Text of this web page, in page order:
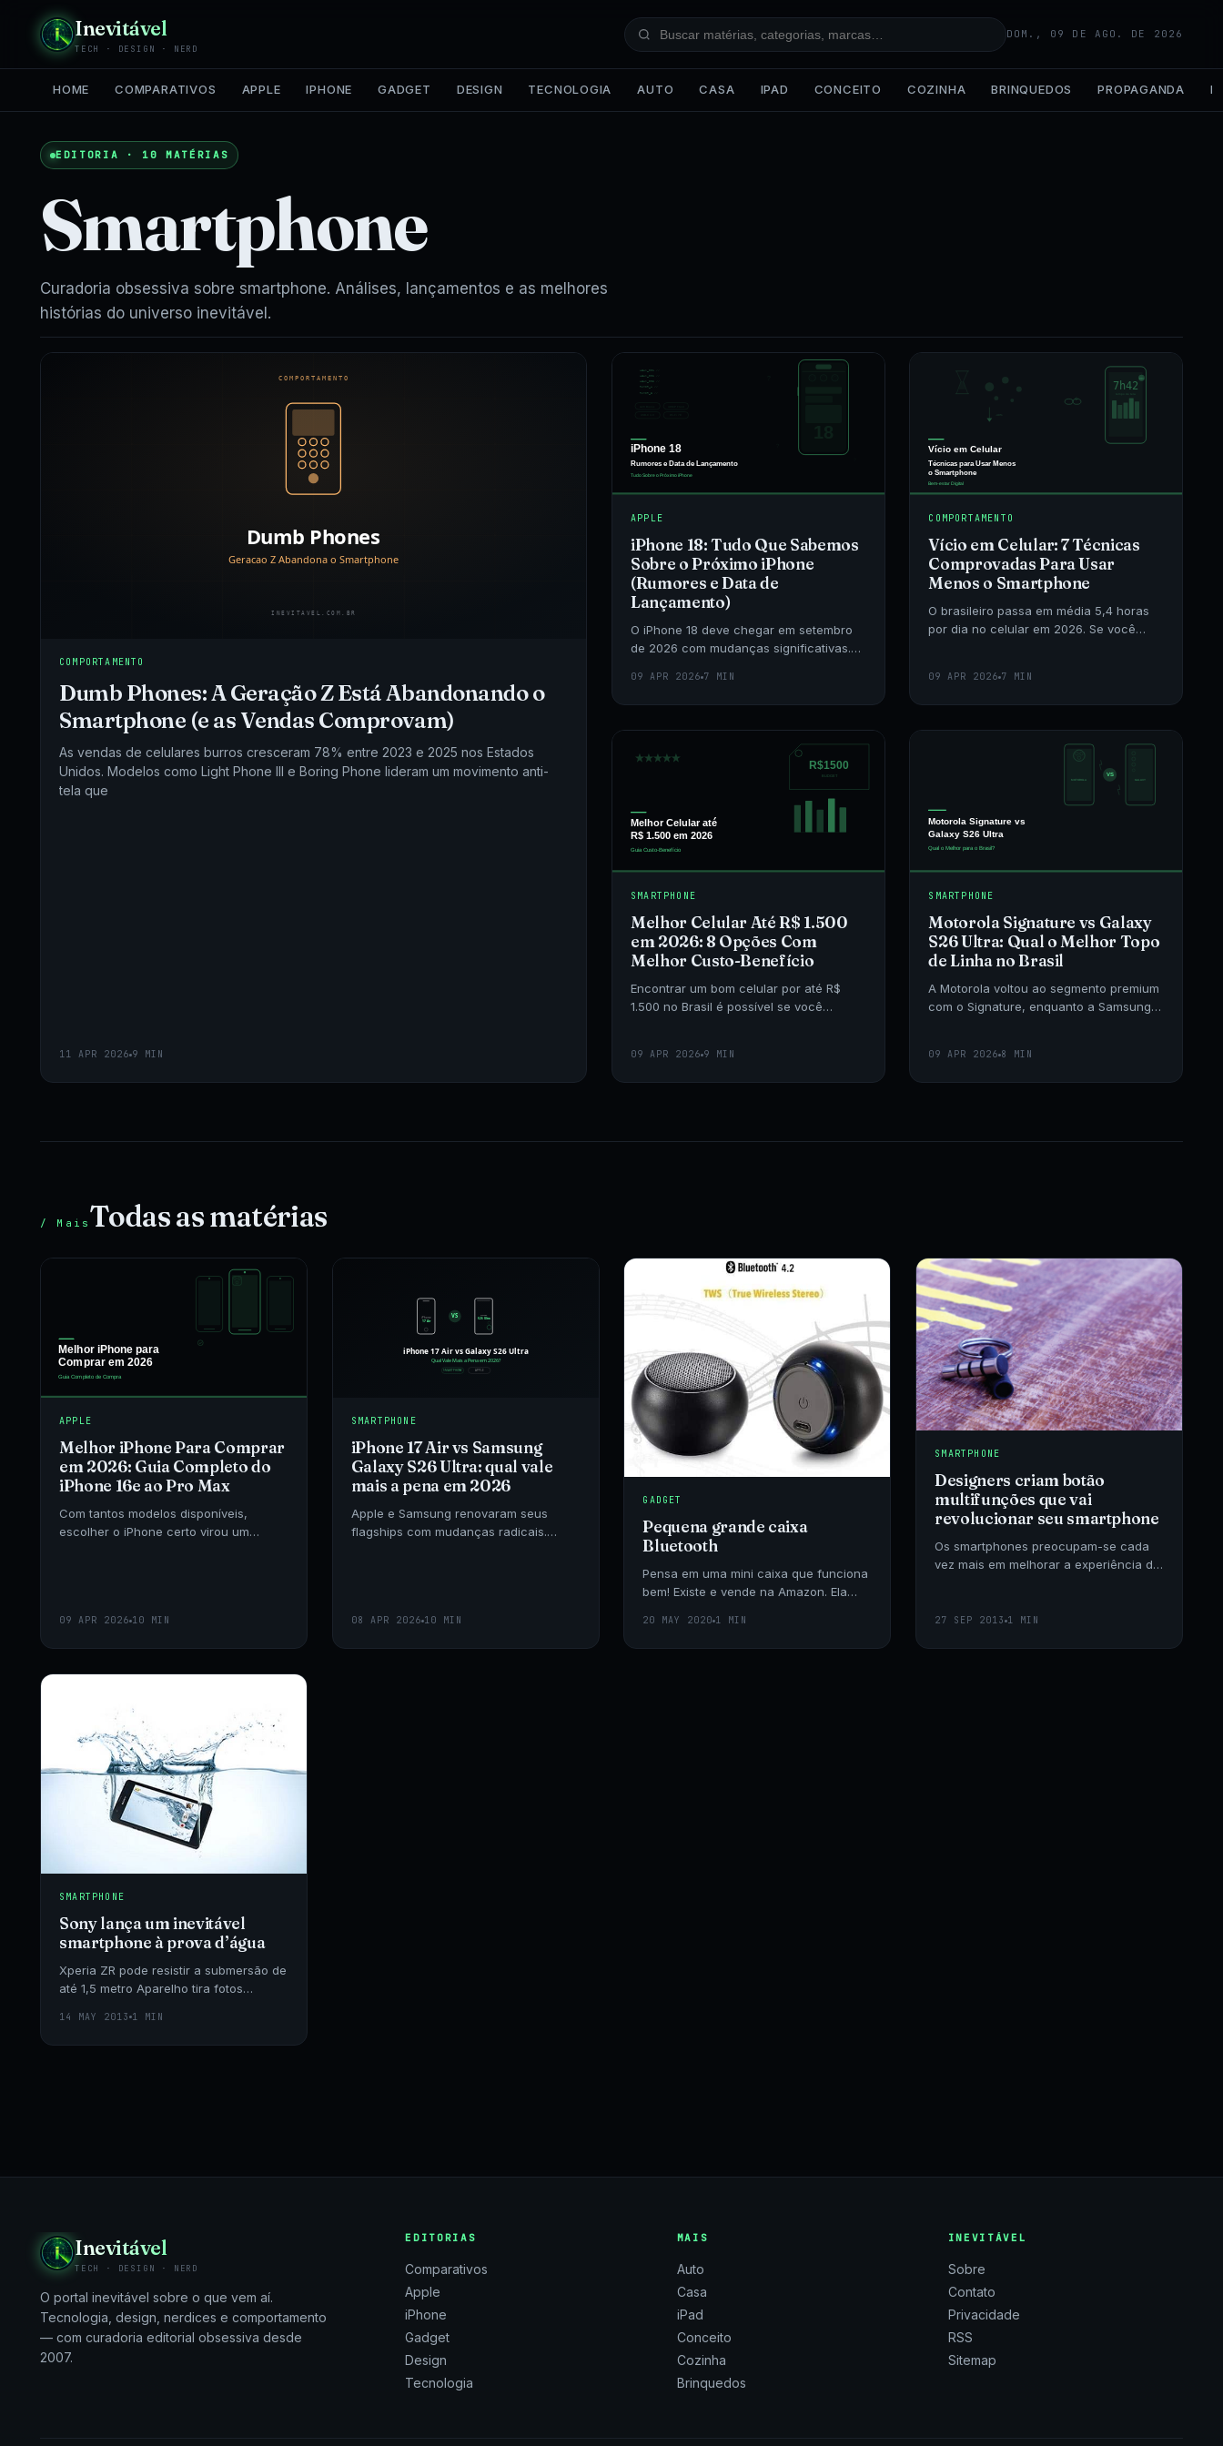
Inevitável
TECH · DESIGN · NERD
DOM., 09 DE AGO. DE 2026
HOME COMPARATIVOS APPLE IPHONE GADGET DESIGN TECNOLOGIA AUTO CASA IPAD CONCEITO COZINHA BRINQUEDOS PROPAGANDA IA
EDITORIA · 10 MATÉRIAS
Smartphone
Curadoria obsessiva sobre smartphone. Análises, lançamentos e as melhores
histórias do universo inevitável.
COMPORTAMENTO
Dumb Phones: A Geração Z Está Abandonando o
Smartphone (e as Vendas Comprovam)
As vendas de celulares burros cresceram 78% entre 2023 e 2025 nos Estados
Unidos. Modelos como Light Phone III e Boring Phone lideram um movimento anti-
tela que
11 APR 2026 9 MIN
APPLE
iPhone 18: Tudo Que Sabemos
Sobre o Próximo iPhone
(Rumores e Data de
Lançamento)
O iPhone 18 deve chegar em setembro
de 2026 com mudanças significativas.
sobre design, câmera, chip e preço
esperado no Bras
09 APR 2026 7 MIN
COMPORTAMENTO
Vício em Celular: 7 Técnicas
Comprovadas Para Usar
Menos o Smartphone
O brasileiro passa em média 5,4 horas
por dia no celular em 2026. Se você
comportamental po
09 APR 2026 7 MIN
SMARTPHONE
Melhor Celular Até R$ 1.500
em 2026: 8 Opções Com
Melhor Custo-Benefício
Encontrar um bom celular por até R$
1.500 no Brasil é possível se você
desempenho nessa faixa
09 APR 2026 9 MIN
SMARTPHONE
Motorola Signature vs Galaxy
S26 Ultra: Qual o Melhor Topo
de Linha no Brasil
A Motorola voltou ao segmento premium
com o Signature, enquanto a Samsung
e preço no mercado bra
09 APR 2026 8 MIN
/ Mais Todas as matérias
APPLE
Melhor iPhone Para Comprar
em 2026: Guia Completo do
iPhone 16e ao Pro Max
Com tantos modelos disponíveis,
escolher o iPhone certo virou um
09 APR 2026 10 MIN
SMARTPHONE
iPhone 17 Air vs Samsung
Galaxy S26 Ultra: qual vale
mais a pena em 2026
Apple e Samsung renovaram seus
flagships com mudanças radicais.
08 APR 2026 10 MIN
GADGET
Pequena grande caixa
Bluetooth
Pensa em uma mini caixa que funciona
bem! Existe e vende na Amazon. Ela
20 MAY 2020 1 MIN
SMARTPHONE
Designers criam botão
multifunções que vai
revolucionar seu smartphone
Os smartphones preocupam-se cada
vez mais em melhorar a experiência do
27 SEP 2013 1 MIN
SMARTPHONE
Sony lança um inevitável
smartphone à prova d’água
Xperia ZR pode resistir a submersão de
até 1,5 metro Aparelho tira fotos
megapixels Magnus Malmberg TÓQUIO
— A Sony lançou…
14 MAY 2013 1 MIN
Inevitável
TECH · DESIGN · NERD
O portal inevitável sobre o que vem aí.
Tecnologia, design, nerdices e comportamento
— com curadoria editorial obsessiva desde
2007.
EDITORIAS
Comparativos
Apple
iPhone
Gadget
Design
Tecnologia
MAIS
Auto
Casa
iPad
Conceito
Cozinha
Brinquedos
INEVITÁVEL
Sobre
Contato
Privacidade
RSS
Sitemap